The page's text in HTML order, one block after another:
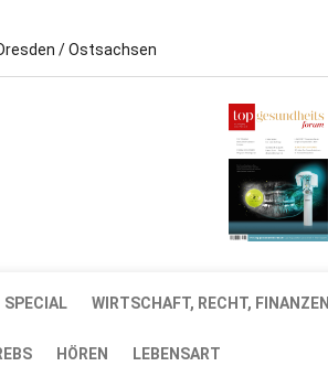
/ Ostsachsen
SPECIAL WIRTSCHAFT, RECHT, FINANZEN
HÖREN LEBENSART